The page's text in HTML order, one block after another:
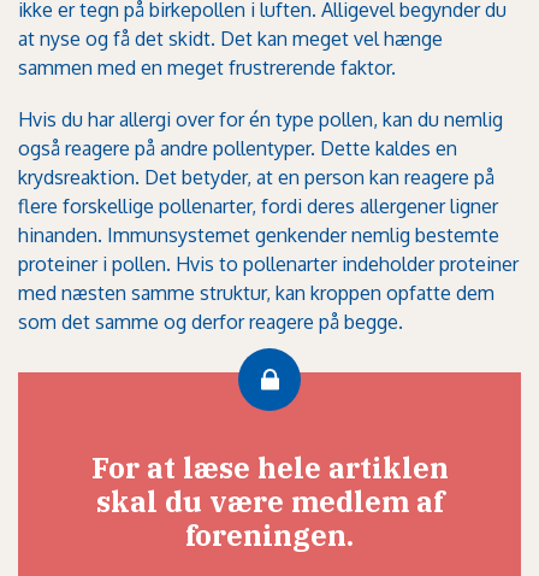
ikke er tegn på birkepollen i luften. Alligevel begynder du
at nyse og få det skidt. Det kan meget vel hænge
sammen med en meget frustrerende faktor.
Hvis du har allergi over for én type pollen, kan du nemlig
også reagere på andre pollentyper. Dette kaldes en
krydsreaktion. Det betyder, at en person kan reagere på
flere forskellige pollenarter, fordi deres allergener ligner
hinanden. Immunsystemet genkender nemlig bestemte
proteiner i pollen. Hvis to pollenarter indeholder proteiner
med næsten samme struktur, kan kroppen opfatte dem
som det samme og derfor reagere på begge.
For at læse hele artiklen
skal du være medlem af
foreningen.